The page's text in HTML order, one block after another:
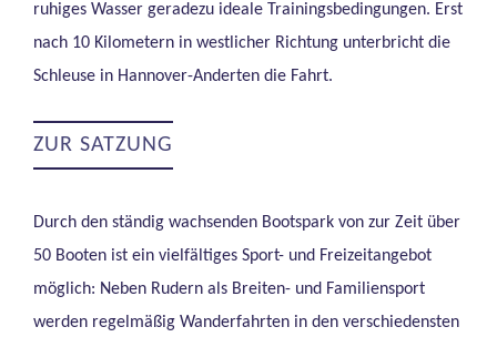
ruhiges Wasser geradezu ideale Trainingsbedingungen. Erst
nach 10 Kilometern in westlicher Richtung unterbricht die
Schleuse in Hannover-Anderten die Fahrt.
ZUR SATZUNG
Durch den ständig wachsenden Bootspark von zur Zeit über
50 Booten ist ein vielfältiges Sport- und Freizeitangebot
möglich: Neben Rudern als Breiten- und Familiensport
werden regelmäßig Wanderfahrten in den verschiedensten